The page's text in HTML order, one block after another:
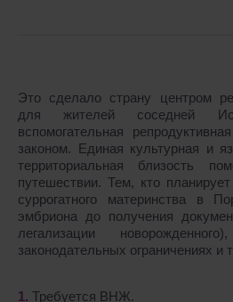
Это сделало страну центром
для жителей соседней
вспомогательная
законом. Единая культурная и
территориальная близость
путешествии. Тем, кто
суррогатного материнства в
эмбриона до получения
легализации
законодательных ограничениях и
Требуется ВНЖ.